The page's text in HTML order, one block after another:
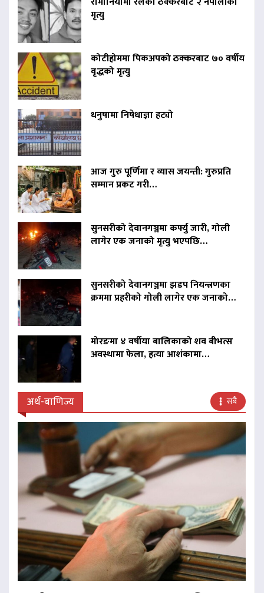
मृत्यु
कोटीहोममा पिकअपको ठक्करबाट ७० वर्षीय
वृद्धको मृत्यु
धनुषामा निषेधाज्ञा हट्यो
आज गुरु पूर्णिमा र व्यास जयन्ती: गुरुप्रति
सम्मान प्रकट गरी…
सुनसरीको देवानगञ्जमा कर्फ्यु जारी, गोली
लागेर एक जनाको मृत्यु भएपछि…
सुनसरीको देवानगञ्जमा झडप नियन्त्रणका
क्रममा प्रहरीको गोली लागेर एक जनाको…
मोरङमा ४ वर्षीया बालिकाको शव बीभत्स
अवस्थामा फेला, हत्या आशंकामा…
अर्थ-बाणिज्य सबै